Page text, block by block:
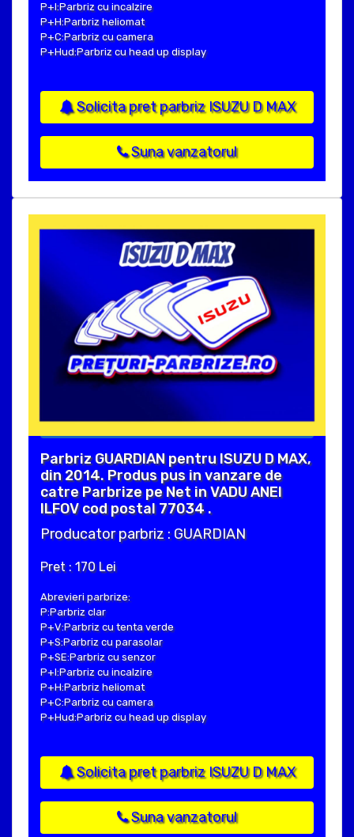
P+I:Parbriz cu incalzire
P+H:Parbriz heliomat
P+C:Parbriz cu camera
P+Hud:Parbriz cu head up display
Solicita pret parbriz ISUZU D MAX
Suna vanzatorul
Parbriz GUARDIAN pentru ISUZU D MAX,
din 2014. Produs pus in vanzare de
catre Parbrize pe Net in VADU ANEI
ILFOV cod postal 77034 .
Producator parbriz : GUARDIAN
Pret : 170 Lei
Abrevieri parbrize:
P:Parbriz clar
P+V:Parbriz cu tenta verde
P+S:Parbriz cu parasolar
P+SE:Parbriz cu senzor
P+I:Parbriz cu incalzire
P+H:Parbriz heliomat
P+C:Parbriz cu camera
P+Hud:Parbriz cu head up display
Solicita pret parbriz ISUZU D MAX
Suna vanzatorul